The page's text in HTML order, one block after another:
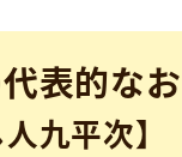
表的な
人九平次】